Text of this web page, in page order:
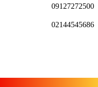
09127272500
02144545686